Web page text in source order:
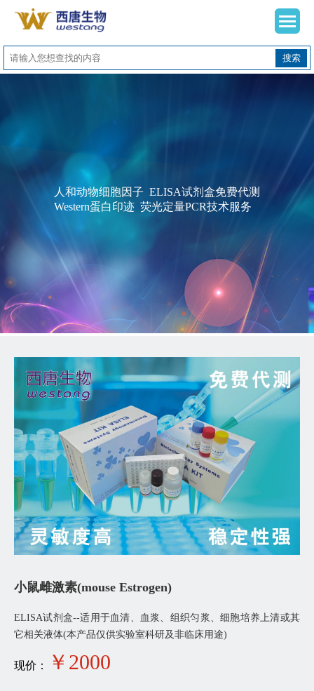
搜索
人和动物细胞因子 ELISA试剂盒免费代测
Western蛋白印迹 荧光定量PCR技术服务
小鼠雌激素(mouse Estrogen)
ELISA试剂盒--适用于血清、血浆、组织匀浆、细胞培养上清或其
它相关液体(本产品仅供实验室科研及非临床用途)
现价： ￥ 2000